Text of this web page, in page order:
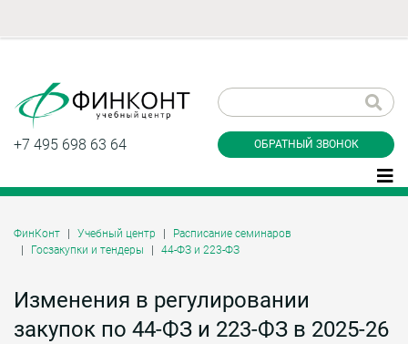
+7 495 698 63 64 ОБРАТНЫЙ ЗВОНОК
ФинКонт Учебный центр
Расписание семинаров
Госзакупки и тендеры
44-ФЗ и 223-ФЗ
Изменения в регулировании
закупок по 44-ФЗ и 223-ФЗ в 2025-26
звонок
Даю согласие на обработку персональных